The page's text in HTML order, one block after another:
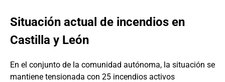
Situación actual de incendios en
Castilla y León
En el conjunto de la comunidad autónoma, la situación se
mantiene tensionada con 25 incendios activos